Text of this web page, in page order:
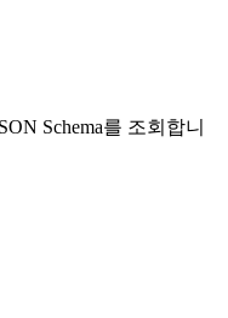
Schema를 조회합니